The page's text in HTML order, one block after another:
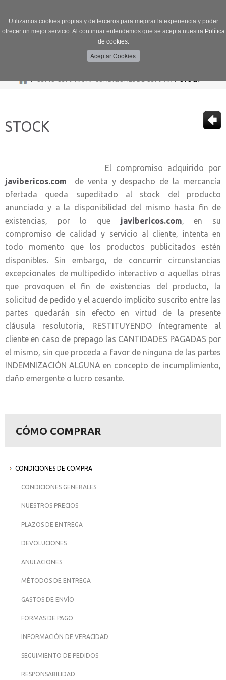
Utilizamos cookies propias y de terceros para mejorar la experiencia y poder
ofrecer un mejor servicio. Al continuar entendemos que se acepta nuestra Política
de cookies.
>CÓMO COMPRAR>CONDICIONES DE COMPRA>STOCK
STOCK
El compromiso adquirido por
javibericos.com
de venta y despacho de la mercancía
ofertada queda supeditado al stock del producto
anunciado y a la disponibilidad del mismo hasta fin de
existencias, por lo que javibericos.com, en su
compromiso de calidad y servicio al cliente, intenta en
todo momento que los productos publicitados estén
disponibles. Sin embargo, de concurrir circunstancias
excepcionales de multipedido interactivo o aquellas otras
que provoquen el fin de existencias del producto, la
solicitud de pedido y el acuerdo implícito suscrito entre las
partes quedarán sin efecto en virtud de la presente
cláusula resolutoria, RESTITUYENDO íntegramente al
cliente en caso de prepago las CANTIDADES PAGADAS por
el mismo, sin que proceda a favor de ninguna de las partes
INDEMNIZACIÓN ALGUNA en concepto de incumplimiento,
daño emergente o lucro cesante.
CÓMO COMPRAR
CONDICIONES DE COMPRA
CONDICIONES GENERALES
NUESTROS PRECIOS
PLAZOS DE ENTREGA
DEVOLUCIONES
ANULACIONES
MÉTODOS DE ENTREGA
GASTOS DE ENVÍO
FORMAS DE PAGO
INFORMACIÓN DE VERACIDAD
SEGUIMIENTO DE PEDIDOS
RESPONSABILIDAD